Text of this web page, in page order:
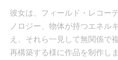
彼女は、フィールド・レコー
ノロジー、物体が持つエネル
え、それら一見して無関係で
再構築する様に作品を制作しま